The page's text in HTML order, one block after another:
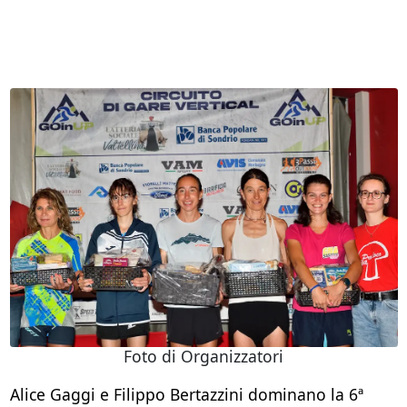
Foto di Organizzatori
Alice Gaggi e Filippo Bertazzini dominano la 6ª